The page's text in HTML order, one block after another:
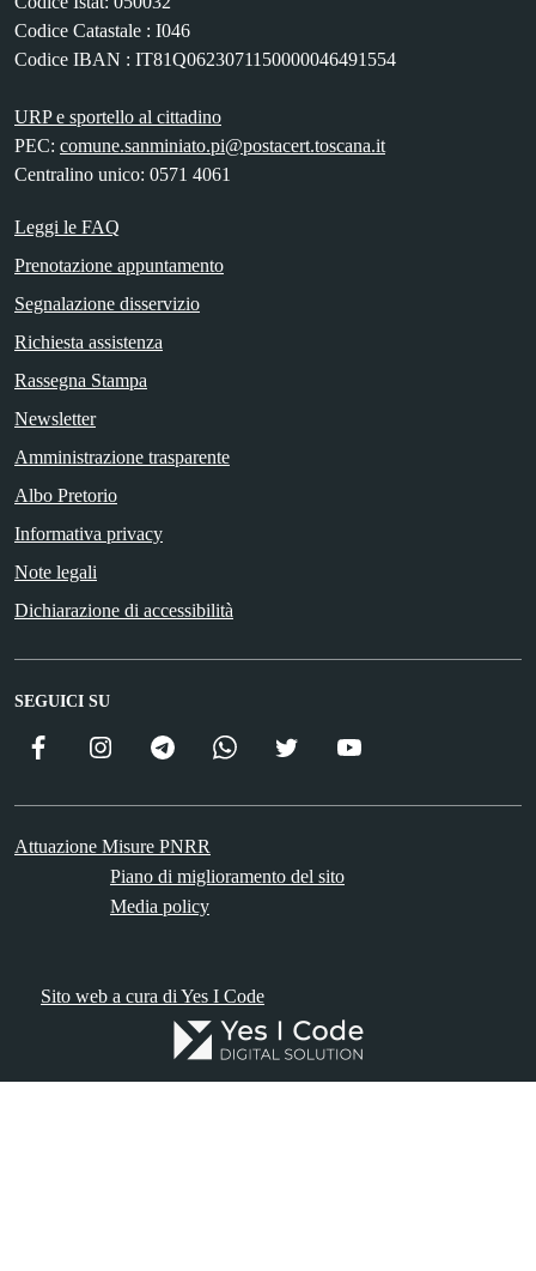
Codice Catastale : I046
Codice IBAN : IT81Q0623071150000046491554
URP e sportello al cittadino
PEC: comune.sanminiato.pi@postacert.toscana.it
Centralino unico: 0571 4061
Leggi le FAQ
Prenotazione appuntamento
Segnalazione disservizio
Richiesta assistenza
Rassegna Stampa
Newsletter
Amministrazione trasparente
Albo Pretorio
Informativa privacy
Note legali
Dichiarazione di accessibilità
SEGUICI SU
Facebook Instagram Telegram WhatsAppTwitter
Attuazione Misure PNRR
Piano di miglioramento del sito
Media policy
Sito web a cura di Yes I Code